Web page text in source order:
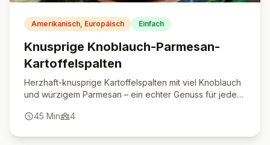
Amerikanisch, Europäisch Einfach
Knusprige Knoblauch-Parmesan-
Kartoffelspalten
Herzhaft-knusprige Kartoffelspalten mit viel Knoblauch
und würzigem Parmesan – ein echter Genuss für jeden
45 Min 4